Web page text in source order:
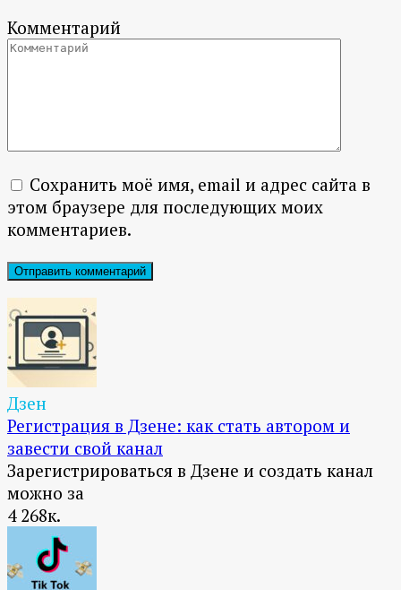
Комментарий
Сохранить моё имя, email и адрес сайта в
этом браузере для последующих моих
комментариев.
Дзен
Регистрация в Дзене: как стать автором и
завести свой канал
Зарегистрироваться в Дзене и создать канал
можно за
4 268к.